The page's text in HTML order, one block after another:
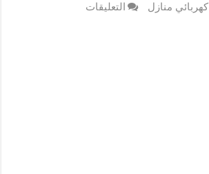
كهربائي منازل التعليقات